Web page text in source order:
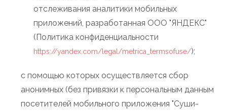
отслеживания аналитики мобильных
приложений, разработанная ООО "ЯНДЕКС"
(Политика конфиденциальности
https://yandex.com/legal/metrica_termsofuse/);
c помощью которых осуществляется сбор
анонимных (без привязки к персональным данным
посетителей мобильного приложения "Суши-